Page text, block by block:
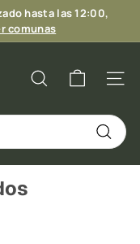
hasta las 12:00,
comunas
Buscar
Buscar